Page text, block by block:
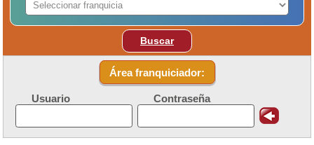
Buscar
Área franquiciador:
Usuario Contraseña